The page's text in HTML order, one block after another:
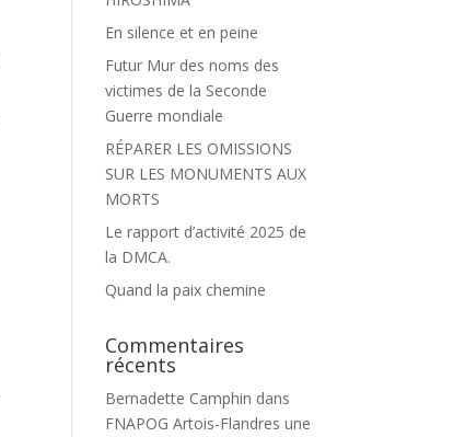
En silence et en peine
Futur Mur des noms des
victimes de la Seconde
Guerre mondiale
RÉPARER LES OMISSIONS
SUR LES MONUMENTS AUX
MORTS
Le rapport d’activité 2025 de
la DMCA.
Quand la paix chemine
Commentaires
récents
Bernadette Camphin dans
FNAPOG Artois-Flandres une